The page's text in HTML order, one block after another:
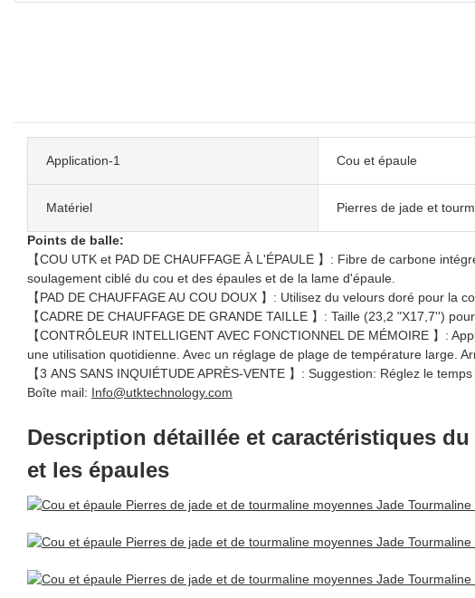
Application-1 Cou et épaule
Matériel Pierres de jade et
Points de balle:
【COU UTK et PAD DE CHAUFFAGE À L'ÉPAULE 】: Fibre de carbone
soulagement ciblé du cou et des épaules et de la lame d'épaule.
【PAD DE CHAUFFAGE AU COU DOUX 】: Utilisez du velours doré pour la
【CADRE DE CHAUFFAGE DE GRANDE TAILLE 】: Taille (23,2 "X17,7'')
【CONTRÔLEUR INTELLIGENT AVEC FONCTIONNEL DE MÉMOIRE 】:
une utilisation quotidienne. Avec un réglage de plage de température large.
【3 ANS SANS INQUIÉTUDE APRÈS-VENTE 】: Suggestion: Réglez le
Boîte mail: Info@utktechnology.com
Description détaillée et caractéristiques
et les épaules